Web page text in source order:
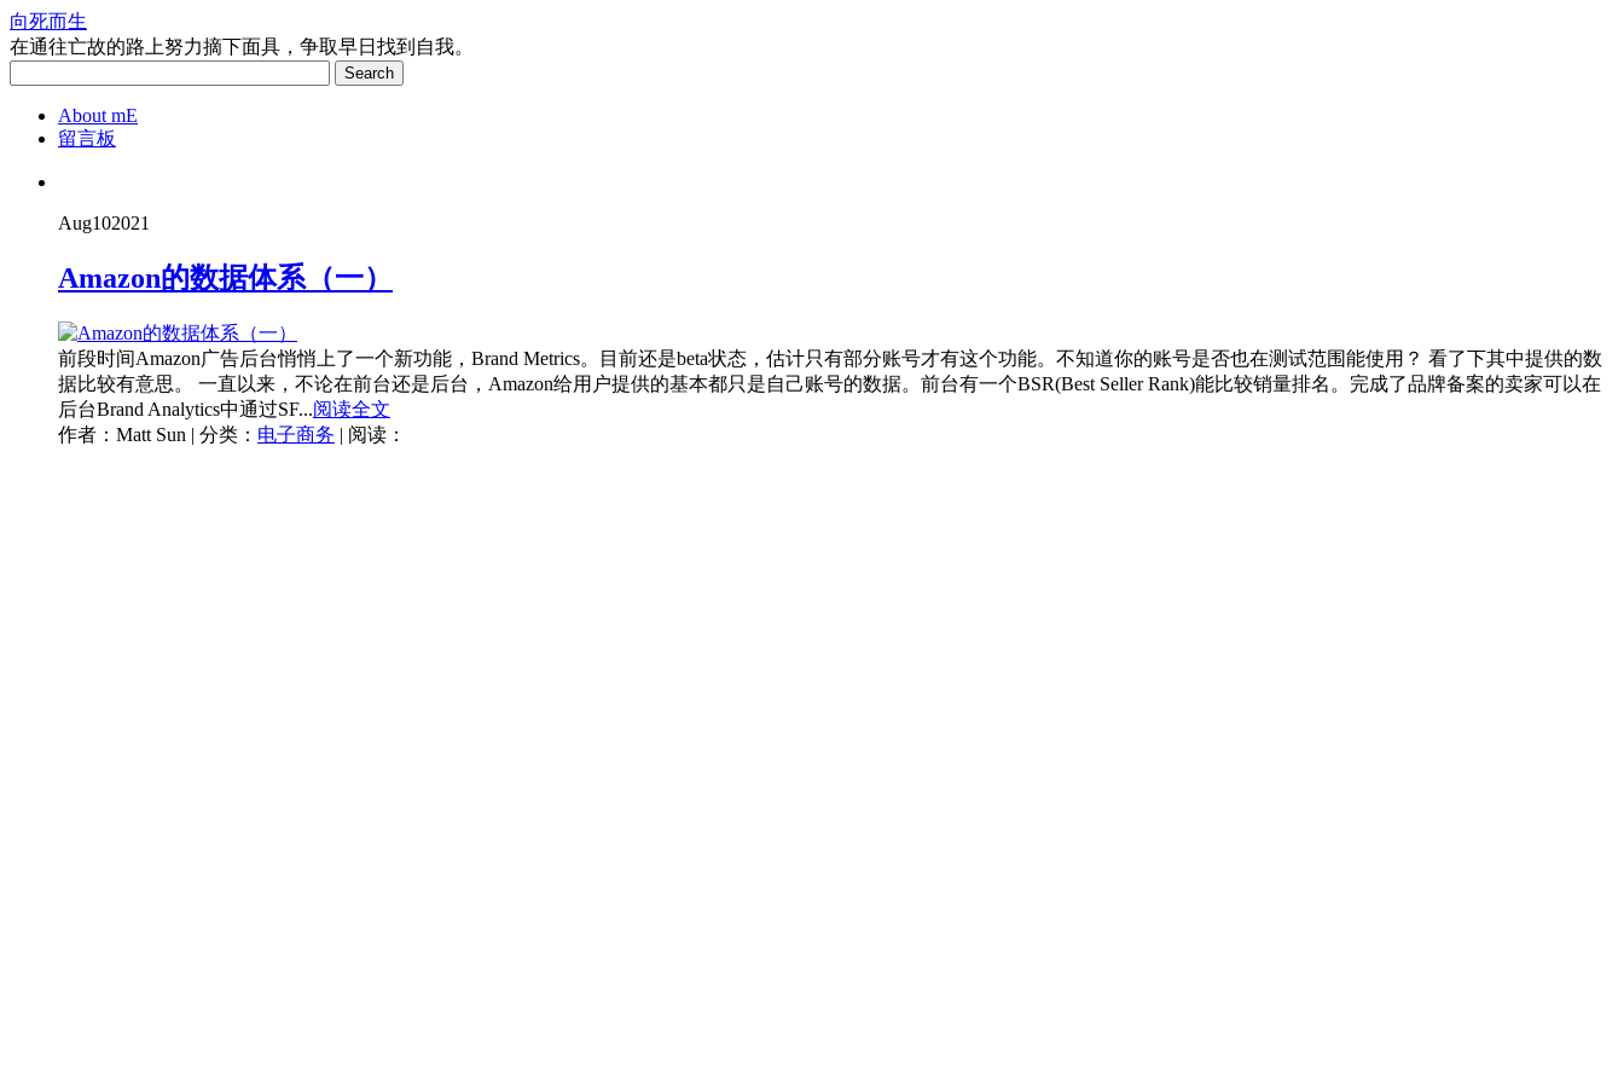
向死而生
在通往亡故的路上努力摘下面具，争取早日找到自我。
Search
About mE
留言板
Aug102021
Amazon的数据体系（一）
前段时间Amazon广告后台悄悄上了一个新功能，Brand Metrics。目前还是beta状态，估计只有部分账号才有这个功能。不知道你的账号是否也在测试范围能使用？ 看了下其中提供的数
据比较有意思。 一直以来，不论在前台还是后台，Amazon给用户提供的基本都只是自己账号的数据。前台有一个BSR(Best Seller Rank)能比较销量排名。完成了品牌备案的卖家可以在
后台Brand Analytics中通过SF...阅读全文
作者：Matt Sun | 分类： 电子商务 | 阅读：